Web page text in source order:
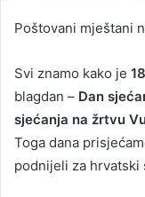
Poštovani mještani
Svi znamo kako je
blagdan – Dan
sjećanja na žrtvu
Toga dana
podnijeli za hrvatski